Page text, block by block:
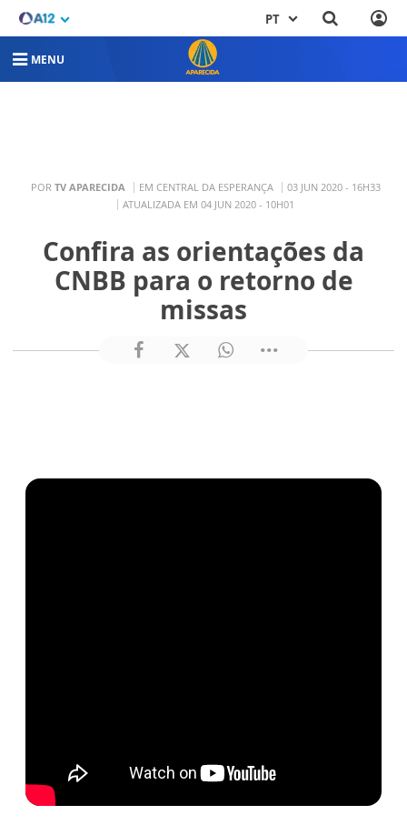
PT
MENU
POR TV APARECIDA EM CENTRAL DA ESPERANÇA
03 JUN 2020 - 16H33
ATUALIZADA EM 04 JUN 2020 - 10H01
Confira as orientações da
CNBB para o retorno de
missas